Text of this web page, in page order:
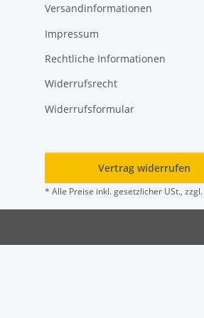
Versandinformationen
Impressum
Rechtliche Informationen
Widerrufsrecht
Widerrufsformular
Vertrag widerrufen
* Alle Preise inkl. gesetzlicher USt., zzgl.